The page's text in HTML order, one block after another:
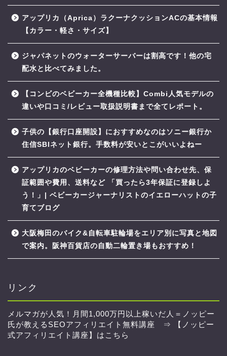
アップリカ（Aprica）ラクーナクッションACの基本情報
【カラー・軽さ・サイズ】
ジャパネットのウォーターサーバーは割高です！他の宅
配水と比べてみました。
【コンビのベビーカー全機種比較】Combi人気モデルの
違いや口コミ/レビュー取扱説明書まで全てレポート。
子供の【銀行口座開設】におすすめなのはソニー銀行か
住信SBIネット銀行。手数料が安いとこがいいよねー
アップリカのベビーカーの修理方法や問い合わせ先、保
証範囲や費用、送料など 「買ったら3年保証に登録しよ
う！」| ベビーカージャーナリストのイエローハットの子
育てブログ
大阪梅田のバイク&自転車駐輪場をエリア別に写真と地図
で案内。阪神百貨店の自動二輪置き場もおすすめ！
リンク
メルマガが人気！月間1,000万円以上稼いだ人＝ノッピー
氏が教えるSEOアフィリエイト無料講座 ⇒
【ノッピー
式アフィリエイト講座】はこちら